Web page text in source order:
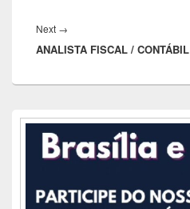
Next →
post:
ANALISTA FISCAL / CONTÁBIL
Área